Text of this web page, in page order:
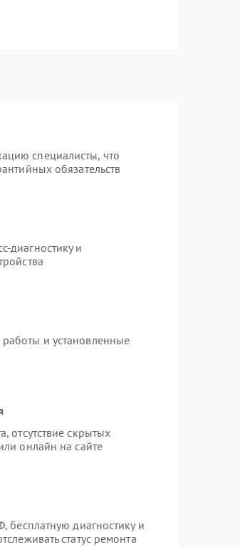
специалисты, что
обязательств
диагностику и
и установленные
отсутствие скрытых
онлайн на сайте
бесплатную диагностику и
статус ремонта